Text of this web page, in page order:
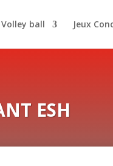
Volley ball Jeux
ESH